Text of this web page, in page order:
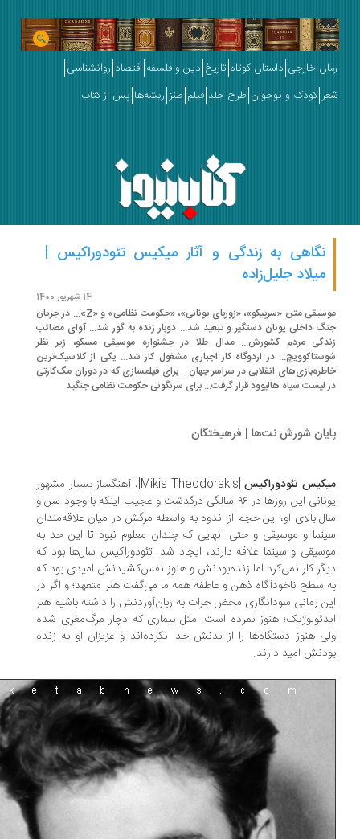
خارجی داستان کوتاه تاریخ دین و فلسفه اقتصاد روانشناسی
کودک و نوجوان طرح جلد فیلم طنز ریشه‌ها پس از کتاب
نگاهی به زندگی و آثار میکیس تئودوراکیس |
میلاد جلیل‌زاده
موسیقی متن «سرپیکو»، «زوربای یونانی»، «حکومت نظامی» و «Z»... در جریان
داخلی یونان دستگیر و تبعید شد... دوبار زنده به گور شد... آوای مصائب
مردم کشورش... مدال طلا در جشنواره موسیقی مسکو، زیر نظر
در اردوگاه کار اجباری مشغول کار شد... یکی از کلاسیک‌ترین
انقلابی در سراسر جهان... برای فیلمسازی که در دوران مک‌کارتی
لیست سیاه هالیوود قرار گرفت... برای سرنگونی حکومت نظامی جنگید
شورش نت‌ها | فرهیختگان
تئودوراکیس
[Mikis Theodorakis]، آهنگساز بسیار مشهور
یونانی این روزها در ۹۶ سالگی درگذشت و عجیب اینکه با وجود سن و
بالای او، این حجم از اندوه به واسطه مرگش در میان علاقه‌مندان
و موسیقی و حتی آنهایی که چندان معلوم نبود تا این حد به
و سینما علاقه دارند، ایجاد شد. تئودوراکیس سال‌ها بود که
کار نمی‌کرد اما زنده‌بودنش و هنوز نفس‌کشیدنش امیدی بود که
سطح ناخودآگاه ذهن و عاطفه همه ما می‌گفت هنر متعهد؛ و اگر در
زمانی سودانگاری محض جرات به زبان‌آوردنش را داشته باشیم هنر
هنوز نمرده است. مثل بیماری که دچار مرگ‌مغزی شده
هنوز دستگاه‌ها را از بدنش جدا نکرده‌اند و عزیزان او به زنده
امید دارند.